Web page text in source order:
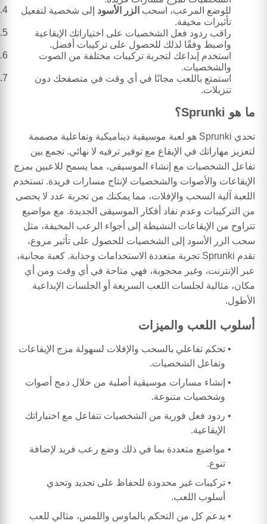
للوضع المرعب، اسحب الزر الأسود إلى شخصية لتفعيل
تأثيرات مخيفة.
راقب ردود فعل الشخصيات على اختياراتك الإيقاعية
واضبط وفقًا لذلك للحصول على تركيبات أفضل.
استخدم إبداعك لتجربة تركيبات مختلفة من الصوت
والشخصيات.
استمتع باللعب مجانًا في أي وقت في متصفحك دون
تنزيلات.
ما هو Sprunki؟
تحدي Sprunki هو لعبة موسيقية ديناميكية وتفاعلية مصممة
لتعزيز مهاراتك في الإيقاع مع توفير ترفيه لا نهائي. تجمع بين
تفاعل الشخصيات مع إنشاء الموسيقى، مما يسمح للاعبين بمزج
الإيقاعات والأصوات والشخصيات لإنتاج مسارات فريدة. تستخدم
اللعبة آلية السحب والإفلات، مما يمكنك من تجربة عدد لا يحصى
من التركيبات وعدم نفاد أفكار الموسيقى الجديدة. مع مواضيع
تتراوح من الإيقاعات النشيطة إلى أجواء الرعب المخيفة، مثل
سحب الزر الأسود إلى الشخصيات للحصول على تأثير مروع،
تقدم Sprunki تجربة متعددة الاستخدامات وجذابة. كعبة مجانية،
عبر الإنترنت، وغير محجوبة، فهي متاحة في أي وقت ومن أي
مكان، مثالية لجلسات اللعب السريعة أو الجلسات الإبداعية
الأطول.
أسلوب اللعب والميزات
تحكم تفاعلي بالسحب والإفلات لسهولة مزج الإيقاعات
وتفاعل الشخصيات.
إنشاء مسارات موسيقية أصلية من خلال دمج أصوات
وشخصيات متنوعة.
ردود فعل فورية من الشخصيات تتفاعل مع اختياراتك
الإيقاعية.
مواضيع متعددة بما في ذلك وضع رعب فريد لإضافة
تنوع.
تركيبات غير محدودة للحفاظ على تجديد وتحدي
أسلوب اللعب.
يدعم كل من التحكم بالماوس واللمس، مثالي للعب